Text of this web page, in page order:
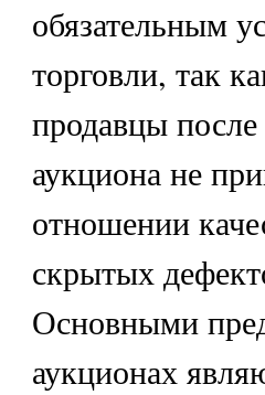
обязательным
торговли, так
продавцы
аукциона не
отношении
скрытых
Основными
аукционах